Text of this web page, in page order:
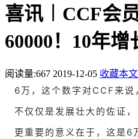
喜讯︱CCF会
60000！10年增
阅读量:667 2019-12-05 收藏本文
6万，这个数字对CCF来说
不仅仅是发展壮大的佐证，
更重要的意义在于，这是6